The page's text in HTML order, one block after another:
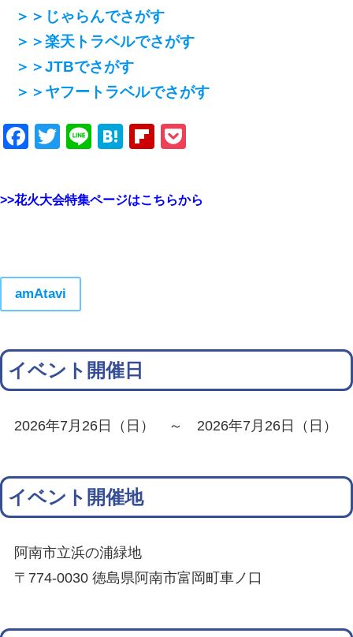
＞＞じゃらんでさがす
＞＞楽天トラベルでさがす
＞＞JTBでさがす
＞＞ヤフートラベルでさがす
Facebook
Twitter
LineHatenaFlipboard
>>花火大会特集ページはこちらから
amAtavi
イベント開催日
2026年7月26日（日） ～ 2026年7月26日（日）
イベント開催地
阿南市立浜の浦緑地
〒774-0030 徳島県阿南市富岡町車ノ口